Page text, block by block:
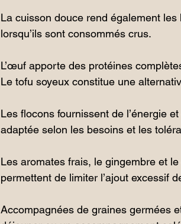
La cuisson douce rend également
lorsqu’ils sont consommés crus.
L’œuf apporte des protéines
Le tofu soyeux constitue une
Les flocons fournissent de l’énergie
adaptée selon les besoins et les
Les aromates frais, le gingembre et
permettent de limiter l’ajout excessif
Accompagnées de graines germées